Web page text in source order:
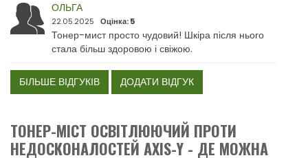
ОЛЬГА
22.05.2025 Оцінка: 5
Тонер-мист просто чудовий! Шкіра після нього
стала більш здоровою і свіжою.
БІЛЬШЕ ВІДГУКІВ ДОДАТИ ВІДГУК
ТОНЕР-МІСТ ОСВІТЛЮЮЧИЙ ПРОТИ
НЕДОСКОНАЛОСТЕЙ AXIS-Y - ДЕ МОЖНА